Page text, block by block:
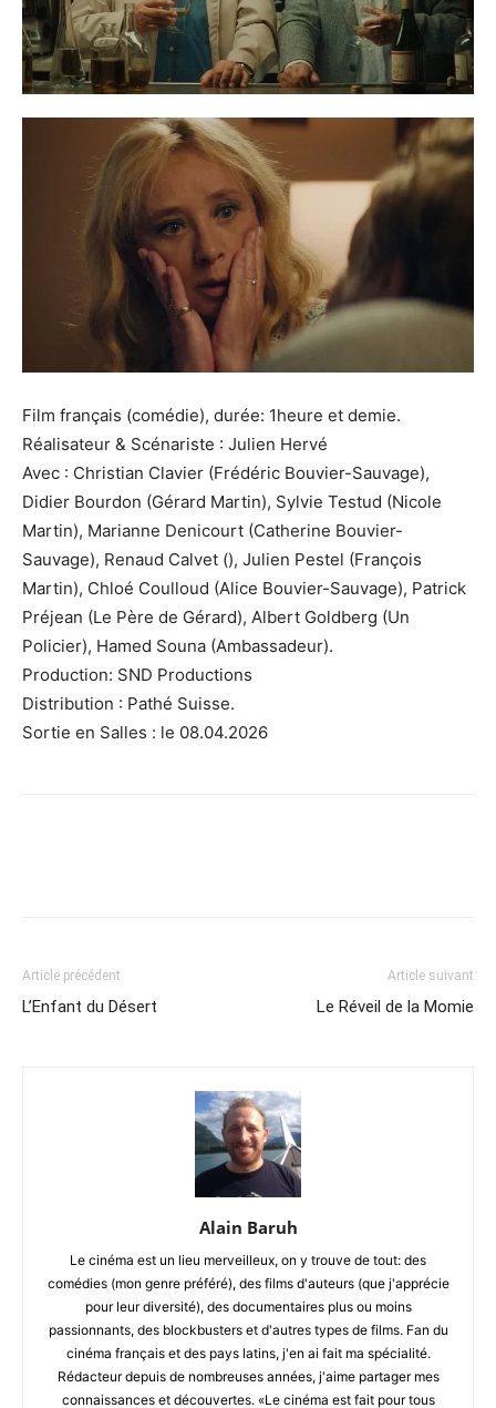
Film français (comédie), durée: 1heure et demie.
Réalisateur & Scénariste : Julien Hervé
Avec : Christian Clavier (Frédéric Bouvier-Sauvage),
Didier Bourdon (Gérard Martin), Sylvie Testud (Nicole
Martin), Marianne Denicourt (Catherine Bouvier-
Sauvage), Renaud Calvet (), Julien Pestel (François
Martin), Chloé Coulloud (Alice Bouvier-Sauvage), Patrick
Préjean (Le Père de Gérard), Albert Goldberg (Un
Policier), Hamed Souna (Ambassadeur).
Production: SND Productions
Distribution : Pathé Suisse.
Sortie en Salles : le 08.04.2026
Article précédent
L’Enfant du Désert
Article suivant
Le Réveil de la Momie
Alain Baruh
Le cinéma est un lieu merveilleux, on y trouve de tout: des
comédies (mon genre préféré), des films d'auteurs (que j'apprécie
pour leur diversité), des documentaires plus ou moins
passionnants, des blockbusters et d'autres types de films. Fan du
cinéma français et des pays latins, j'en ai fait ma spécialité.
Rédacteur depuis de nombreuses années, j'aime partager mes
connaissances et découvertes. «Le cinéma est fait pour tous